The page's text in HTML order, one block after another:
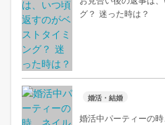
グ？ 迷った時は？
婚活・結婚
婚活中パーティーの